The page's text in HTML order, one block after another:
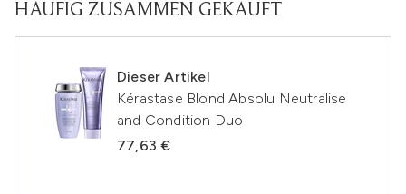
HÄUFIG ZUSAMMEN GEKAUFT
Dieser Artikel
Kérastase Blond Absolu Neutralise
and Condition Duo
77,63 €